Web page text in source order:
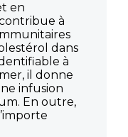
en
à
dans
à
il donne
infusion
En outre,